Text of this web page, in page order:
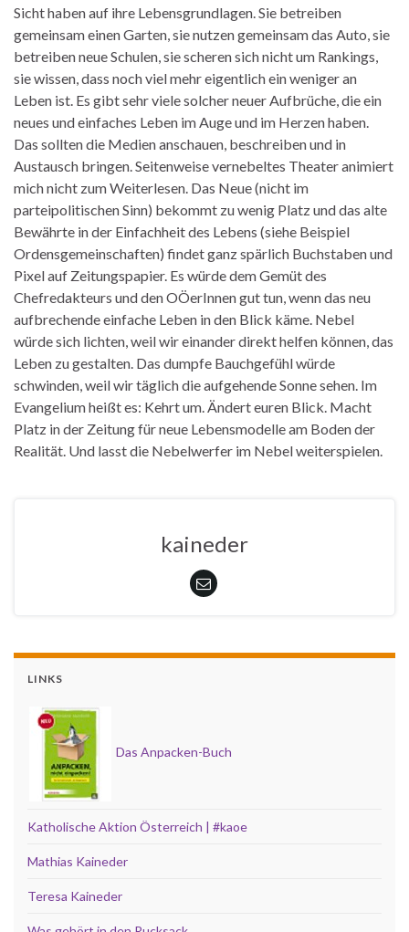
Sicht haben auf ihre Lebensgrundlagen. Sie betreiben
gemeinsam einen Garten, sie nutzen gemeinsam das Auto, sie
betreiben neue Schulen, sie scheren sich nicht um Rankings,
sie wissen, dass noch viel mehr eigentlich ein weniger an
Leben ist. Es gibt sehr viele solcher neuer Aufbrüche, die ein
neues und einfaches Leben im Auge und im Herzen haben.
Das sollten die Medien anschauen, beschreiben und in
Austausch bringen. Seitenweise vernebeltes Theater animiert
mich nicht zum Weiterlesen. Das Neue (nicht im
parteipolitischen Sinn) bekommt zu wenig Platz und das alte
Bewährte in der Einfachheit des Lebens (siehe Beispiel
Ordensgemeinschaften) findet ganz spärlich Buchstaben und
Pixel auf Zeitungspapier. Es würde dem Gemüt des
Chefredakteurs und den OÖerInnen gut tun, wenn das neu
aufbrechende einfache Leben in den Blick käme. Nebel
würde sich lichten, weil wir einander direkt helfen können, das
Leben zu gestalten. Das dumpfe Bauchgefühl würde
schwinden, weil wir täglich die aufgehende Sonne sehen. Im
Evangelium heißt es: Kehrt um. Ändert euren Blick. Macht
Platz in der Zeitung für neue Lebensmodelle am Boden der
Realität. Und lasst die Nebelwerfer im Nebel weiterspielen.
kaineder
LINKS
Das Anpacken-Buch
Katholische Aktion Österreich | #kaoe
Mathias Kaineder
Teresa Kaineder